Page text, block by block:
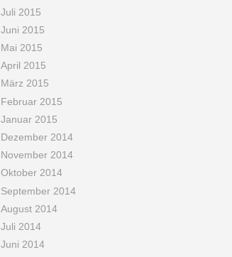
Juli 2015
Juni 2015
Mai 2015
April 2015
März 2015
Februar 2015
Januar 2015
Dezember 2014
November 2014
Oktober 2014
September 2014
August 2014
Juli 2014
Juni 2014